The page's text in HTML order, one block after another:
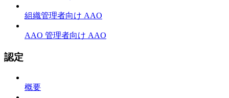
組織管理者向け AAO
AAO 管理者向け AAO
認定
概要